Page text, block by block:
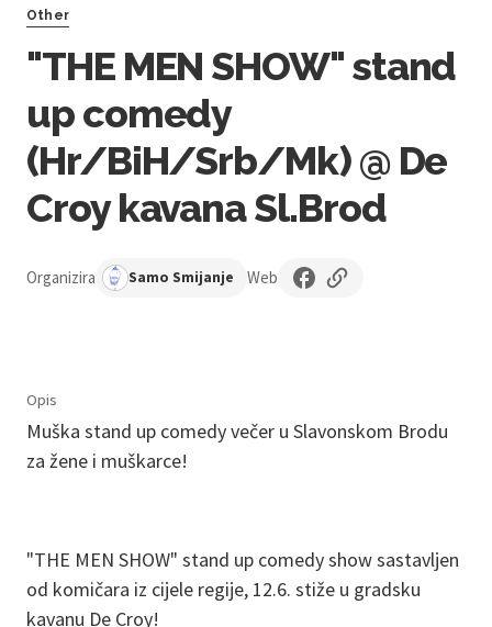
Other
"THE MEN SHOW" stand
up comedy
(Hr/BiH/Srb/Mk) @ De
Croy kavana Sl.Brod
Organizira Samo Smijanje Web
Opis
Muška stand up comedy večer u Slavonskom Brodu
za žene i muškarce!
"THE MEN SHOW" stand up comedy show sastavljen
od komičara iz cijele regije, 12.6. stiže u gradsku
kavanu De Croy!